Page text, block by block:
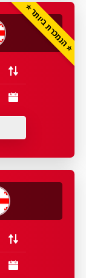
⭐ הנמכרת ביותר ⭐